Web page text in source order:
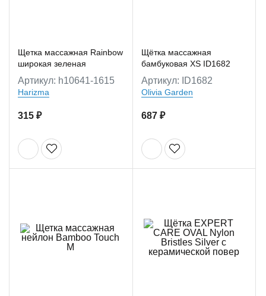
Щетка массажная Rainbow
широкая зеленая
Артикул: h10641-1615
Harizma
315 ₽
Щётка массажная
бамбуковая XS ID1682
Артикул: ID1682
Olivia Garden
687 ₽